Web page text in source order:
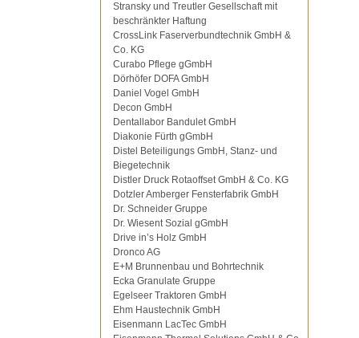
Stransky und Treutler Gesellschaft mit
beschränkter Haftung
CrossLink Faserverbundtechnik GmbH &
Co. KG
Curabo Pflege gGmbH
Dörhöfer DOFA GmbH
Daniel Vogel GmbH
Decon GmbH
Dentallabor Bandulet GmbH
Diakonie Fürth gGmbH
Distel Beteiligungs GmbH, Stanz- und
Biegetechnik
Distler Druck Rotaoffset GmbH & Co. KG
Dotzler Amberger Fensterfabrik GmbH
Dr. Schneider Gruppe
Dr. Wiesent Sozial gGmbH
Drive in’s Holz GmbH
Dronco AG
E+M Brunnenbau und Bohrtechnik
Ecka Granulate Gruppe
Egelseer Traktoren GmbH
Ehm Haustechnik GmbH
Eisenmann LacTec GmbH